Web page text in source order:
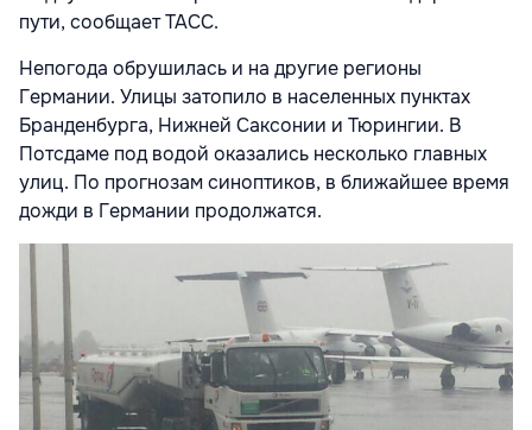
пути, сообщает ТАСС.
Непогода обрушилась и на другие регионы
Германии. Улицы затопило в населенных пунктах
Бранденбурга, Нижней Саксонии и Тюрингии. В
Потсдаме под водой оказались несколько главных
улиц. По прогнозам синоптиков, в ближайшее время
дожди в Германии продолжатся.